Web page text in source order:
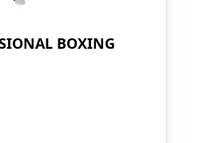
BOXING